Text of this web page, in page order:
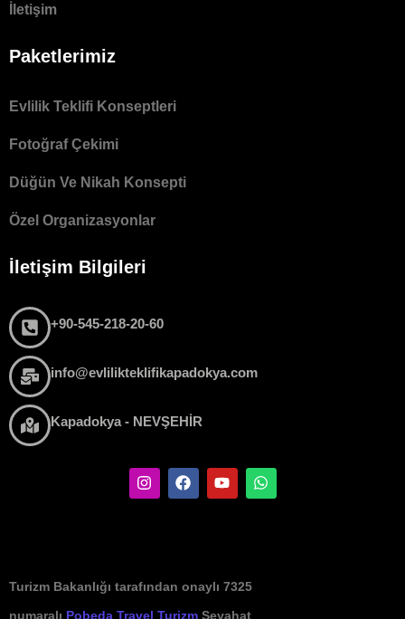
İletişim
Paketlerimiz
Evlilik Teklifi Konseptleri
Fotoğraf Çekimi
Düğün Ve Nikah Konsepti
Özel Organizasyonlar
İletişim Bilgileri
+90-545-218-20-60
info@evlilikteklifikapadokya.com
Kapadokya - NEVŞEHİR
Turizm Bakanlığı tarafından onaylı 7325
numaralı Pobeda Travel Turizm Seyahat